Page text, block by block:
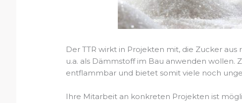
Der TTR wirkt in Projekten mit, die Zucker aus
u.a. als Dämmstoff im Bau anwenden wollen.
entflammbar und bietet somit viele noch
Ihre Mitarbeit an konkreten Projekten ist